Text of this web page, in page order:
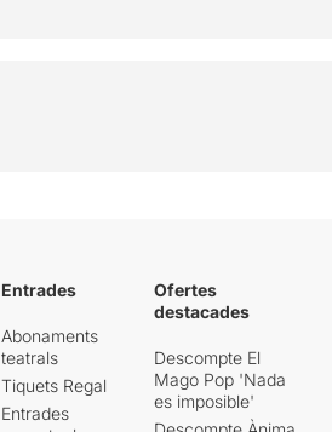
Entrades
Abonaments
teatrals
Tiquets Regal
Entrades
Ofertes
destacades
Descompte El
Mago Pop 'Nada
es imposible'